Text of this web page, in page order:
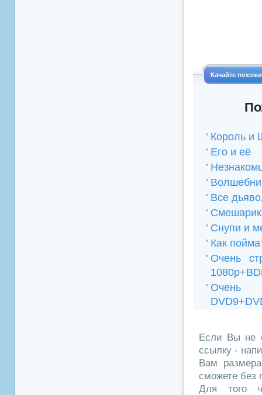
Качайте
Король и
Его и её
Все
Снупи и
Как
Очень
Очень
Если Вы не
ссылку -
Вам
сможете без
Для того